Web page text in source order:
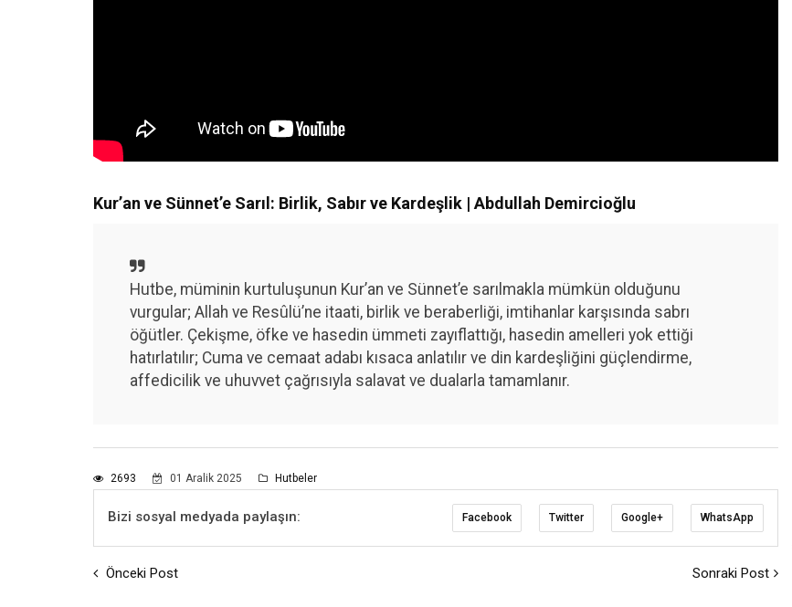
Kur’an ve Sünnet’e Sarıl: Birlik, Sabır ve Kardeşlik | Abdullah Demircioğlu
Hutbe, müminin kurtuluşunun Kur’an ve Sünnet’e sarılmakla mümkün olduğunu
vurgular; Allah ve Resûlü’ne itaati, birlik ve beraberliği, imtihanlar karşısında sabrı
öğütler. Çekişme, öfke ve hasedin ümmeti zayıflattığı, hasedin amelleri yok ettiği
hatırlatılır; Cuma ve cemaat adabı kısaca anlatılır ve din kardeşliğini güçlendirme,
affedicilik ve uhuvvet çağrısıyla salavat ve dualarla tamamlanır.
2693 01 Aralik 2025 Hutbeler
Bizi sosyal medyada paylaşın: Facebook Twitter Google+ WhatsApp
Önceki Post Sonraki Post